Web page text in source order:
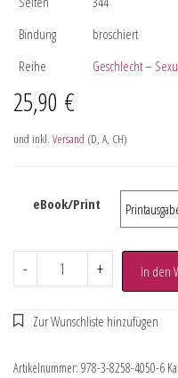
Bindung
broschiert
Reihe
Geschlecht –
25,90 €
und inkl. Versand (D, A, CH)
eBook/Print
- + In den
Artikelnummer: 978-3-8258-4050-6